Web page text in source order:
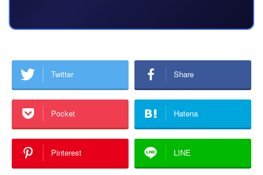
Twitter Share
Pocket Hatena
Pinterest LINE